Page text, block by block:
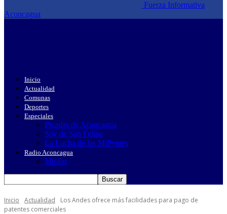
Fuerza Informativa
Aconcagua
Inicio
Actualidad
Comunas
Deportes
Especiales
Picadas de Aconcagua
Soy de San Felipe
La Lucha de las MiPymes
Radio Aconcagua
Misión
Inicio Actualidad
Los Andes ofrece más facilidades para pago de
patentes comerciales